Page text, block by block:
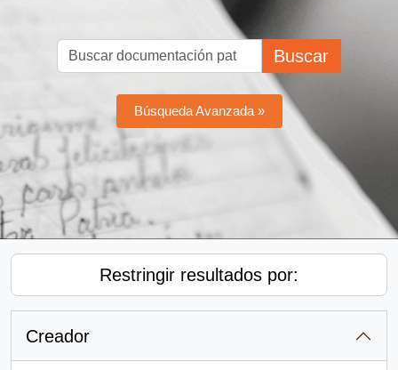
Buscar
Búsqueda Avanzada »
Restringir resultados por:
Creador